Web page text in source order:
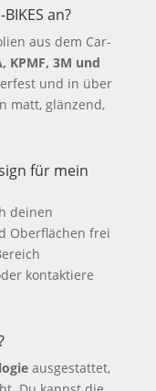
an?
aus dem Car-
KPMF, 3M und
und in über
matt, glänzend,
für mein
deinen
Oberflächen frei
kontaktiere
ausgestattet,